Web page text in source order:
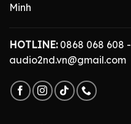
Minh
HOTLINE:0868 068 608 -
audio2nd.vn@gmail.com